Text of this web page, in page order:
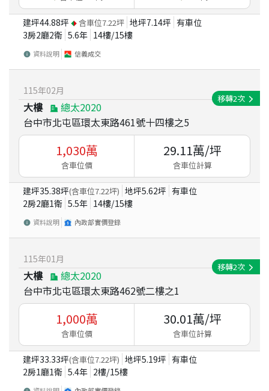
建坪44.88坪 含車位7.22坪 地坪7.14坪 有車位
3房2廳2衛 5.6年 14樓/15樓
資料說明 信義成交
115年02月
大樓
總太2020
台中市北屯區環太東路461號十四樓之5
移轉2次
1,030萬
含車位價
29.11萬/坪
含車位計算
建坪35.38坪(含車位7.22坪) 地坪5.62坪 有車位
2房2廳1衛 5.5年 14樓/15樓
資料說明 內政部實價登錄
115年01月
大樓
總太2020
台中市北屯區環太東路462號二樓之1
移轉2次
1,000萬
含車位價
30.01萬/坪
含車位計算
建坪33.33坪(含車位7.22坪) 地坪5.19坪 有車位
2房1廳1衛 5.4年 2樓/15樓